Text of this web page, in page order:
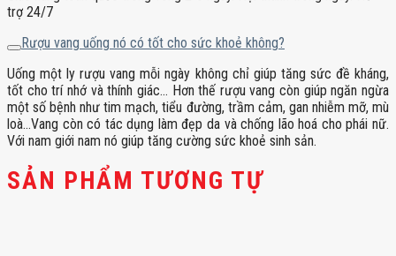
trợ 24/7
Rượu vang uống nó có tốt cho sức khoẻ không?
Uống một ly rượu vang mỗi ngày không chỉ giúp tăng sức đề kháng,
tốt cho trí nhớ và thính giác… Hơn thế rượu vang còn giúp ngăn ngừa
một số bệnh như tim mạch, tiểu đường, trầm cảm, gan nhiễm mỡ, mù
loà…Vang còn có tác dụng làm đẹp da và chống lão hoá cho phái nữ.
Với nam giới nam nó giúp tăng cường sức khoẻ sinh sản.
SẢN PHẨM TƯƠNG TỰ